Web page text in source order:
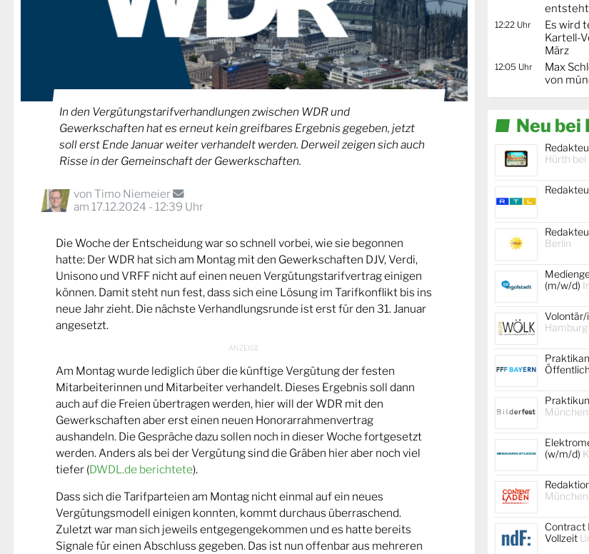
In den Vergütungstarifverhandlungen zwischen WDR und
Gewerkschaften hat es erneut kein greifbares Ergebnis gegeben, jetzt
soll erst Ende Januar weiter verhandelt werden. Derweil zeigen sich auch
Risse in der Gemeinschaft der Gewerkschaften.
von Timo Niemeier
am 17.12.2024 - 12:39 Uhr
Die Woche der Entscheidung war so schnell vorbei, wie sie begonnen
hatte: Der WDR hat sich am Montag mit den Gewerkschaften DJV, Verdi,
Unisono und VRFF nicht auf einen neuen Vergütungstarifvertrag einigen
können. Damit steht nun fest, dass sich eine Lösung im Tarifkonflikt bis ins
neue Jahr zieht. Die nächste Verhandlungsrunde ist erst für den 31. Januar
angesetzt.
Am Montag wurde lediglich über die künftige Vergütung der festen
Mitarbeiterinnen und Mitarbeiter verhandelt. Dieses Ergebnis soll dann
auch auf die Freien übertragen werden, hier will der WDR mit den
Gewerkschaften aber erst einen neuen Honorarrahmenvertrag
aushandeln. Die Gespräche dazu sollen noch in dieser Woche fortgesetzt
werden. Anders als bei der Vergütung sind die Gräben hier aber noch viel
tiefer (DWDL.de berichtete).
Dass sich die Tarifparteien am Montag nicht einmal auf ein neues
Vergütungsmodell einigen konnten, kommt durchaus überraschend.
Zuletzt war man sich jeweils entgegengekommen und es hatte bereits
Signale für einen Abschluss gegeben. Das ist nun offenbar aus mehreren
entsteht
12:22 Uhr
Es wird
Kartell-
März
12:05 Uhr
Max
von
Neu bei
Hürth bei
Berlin
(m/w/d)
Volontär/
Hamburg
München
(w/m/d)
München
Contract
Vollzeit